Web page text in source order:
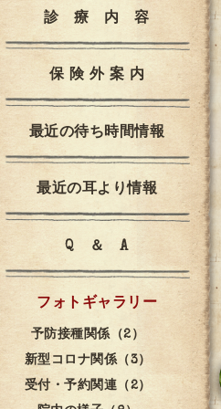
診 療 内 容
保 険 外 案 内
最近の待ち時間情報
最近の耳より情報
Q ＆ A
フォトギャラリー
予防接種関係（2）
新型コロナ関係（3）
受付・予約関連（2）